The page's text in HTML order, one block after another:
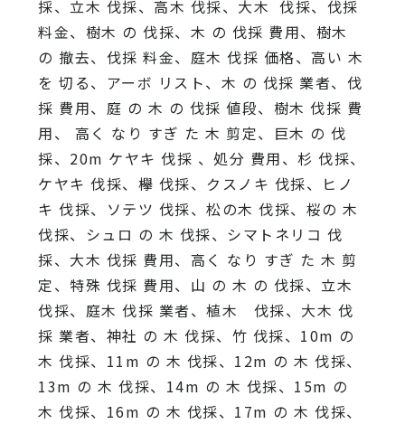
採、立木 伐採、高木 伐採、大木 伐採、伐採
料金、樹木 の 伐採、木 の 伐採 費用、樹木
の 撤去、伐採 料金、庭木 伐採 価格、高い 木
を 切る、アーボ リスト、木 の 伐採 業者、伐
採 費用、庭 の 木 の 伐採 値段、樹木 伐採 費
用、 高く なり すぎ た 木 剪定、巨木 の 伐
採、20m ケヤキ 伐採 、処分 費用、杉 伐採、
ケヤキ 伐採、欅 伐採、クスノキ 伐採、ヒノ
キ 伐採、ソテツ 伐採、松の木 伐採、桜の 木
伐採、シュロ の 木 伐採、シマトネリコ 伐
採、大木 伐採 費用、高く なり すぎ た 木 剪
定、特殊 伐採 費用、山 の 木 の 伐採、立木
伐採、庭木 伐採 業者、植木 伐採、大木 伐
採 業者、神社 の 木 伐採、竹 伐採、10m の
木 伐採、11m の 木 伐採、12m の 木 伐採、
13m の 木 伐採、14m の 木 伐採、15m の
木 伐採、16m の 木 伐採、17m の 木 伐採、